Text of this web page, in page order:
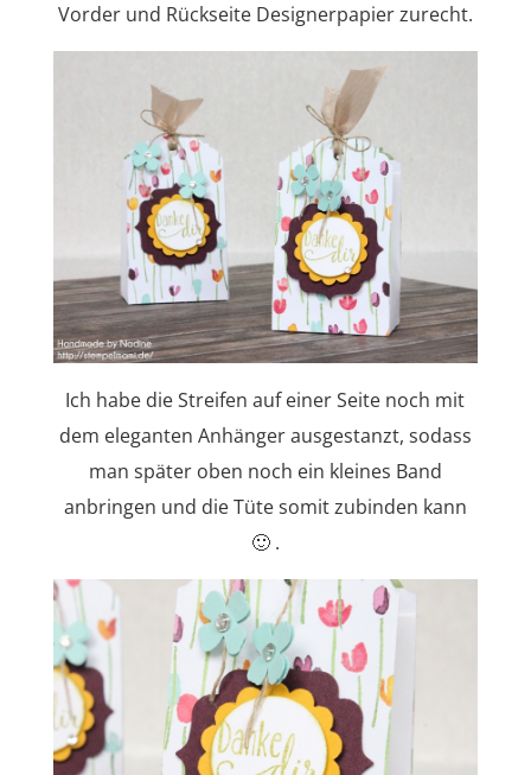
Vorder und Rückseite Designerpapier zurecht.
Ich habe die Streifen auf einer Seite noch mit
dem eleganten Anhänger ausgestanzt, sodass
man später oben noch ein kleines Band
anbringen und die Tüte somit zubinden kann
🙂 .